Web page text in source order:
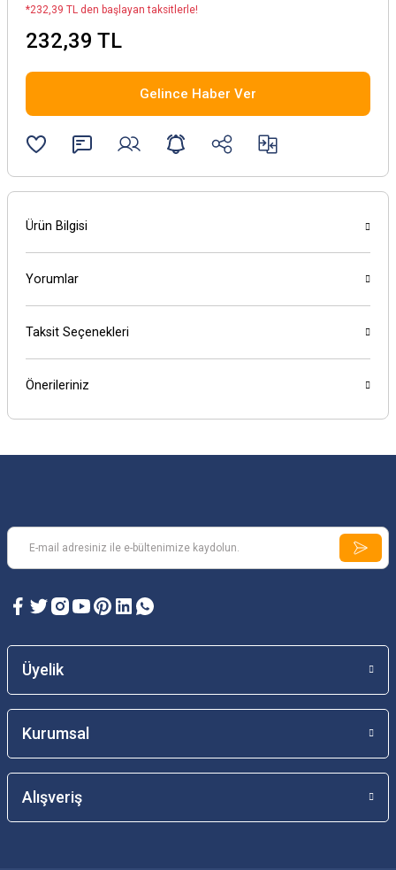
*232,39 TL den başlayan taksitlerle!
232,39 TL
Gelince Haber Ver
Ürün Bilgisi
Yorumlar
Taksit Seçenekleri
Önerileriniz
Üyelik
Kurumsal
Alışveriş